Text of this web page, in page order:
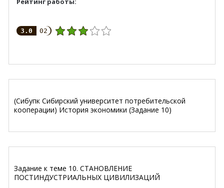
3.0 02
(Сибупк Сибирский университет потребительской
кооперации) История экономики (Задание 10)
Задание к теме 10. СТАНОВЛЕНИЕ
ПОСТИНДУСТРИАЛЬНЫХ ЦИВИЛИЗАЦИЙ